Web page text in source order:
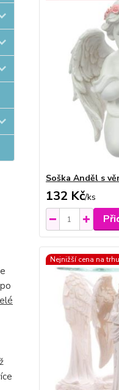
Soška Anděl s
132 Kč/ks
Nejnižší cena na trhu